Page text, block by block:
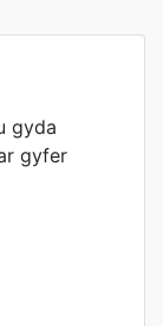
gyda
gyfer